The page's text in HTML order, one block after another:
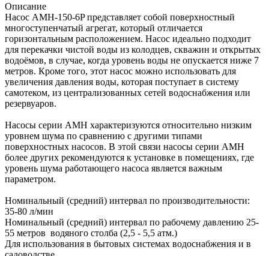
Описание
Насос AMH-150-6P представляет собой поверхностный
многоступенчатый агрегат, который отличается
горизонтальным расположением. Насос идеально подходит
для перекачки чистой воды из колодцев, скважин и открытых
водоёмов, в случае, когда уровень воды не опускается ниже 7
метров. Кроме того, этот насос можно использовать для
увеличения давления воды, которая поступает в систему
самотеком, из централизованных сетей водоснабжения или
резервуаров.
Насосы серии AMH характеризуются относительно низким
уровнем шума по сравнению с другими типами
поверхностных насосов. В этой связи насосы серии AMH
более других рекомендуются к установке в помещениях, где
уровень шума работающего насоса является важным
параметром.
Номинальный (средний) интервал по производительности:
35-80 л/мин
Номинальный (средний) интервал по рабочему давлению 25-
55 метров водяного столба (2,5 - 5,5 атм.)
Для использования в бытовых системах водоснабжения и в